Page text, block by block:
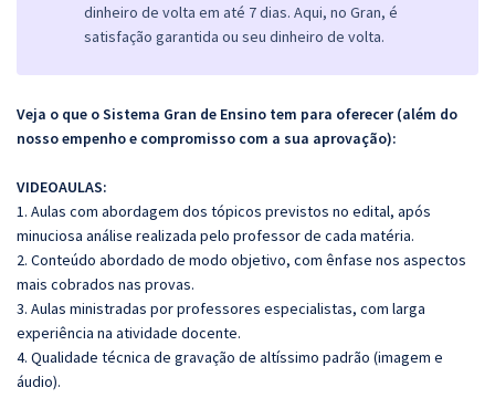
dinheiro de volta em até 7 dias. Aqui, no Gran, é
satisfação garantida ou seu dinheiro de volta.
Veja o que o Sistema Gran de Ensino tem para oferecer (além do
nosso empenho e compromisso com a sua aprovação):
VIDEOAULAS:
1. Aulas com abordagem dos tópicos previstos no edital, após
minuciosa análise realizada pelo professor de cada matéria.
2. Conteúdo abordado de modo objetivo, com ênfase nos aspectos
mais cobrados nas provas.
3. Aulas ministradas por professores especialistas, com larga
experiência na atividade docente.
4. Qualidade técnica de gravação de altíssimo padrão (imagem e
áudio).